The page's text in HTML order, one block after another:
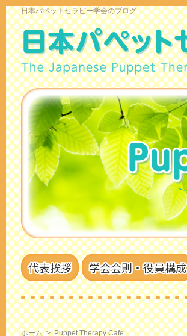
日本パペットセラピー学会のブログ
代表挨拶 学会会則・役員構成
ホーム > Puppet Therapy Cafe